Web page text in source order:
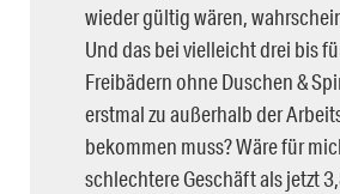
wieder gültig wären,
Und das bei vielleicht drei bis
Freibädern ohne Duschen &
erstmal zu außerhalb der
bekommen muss? Wäre für
schlechtere Geschäft als jetzt